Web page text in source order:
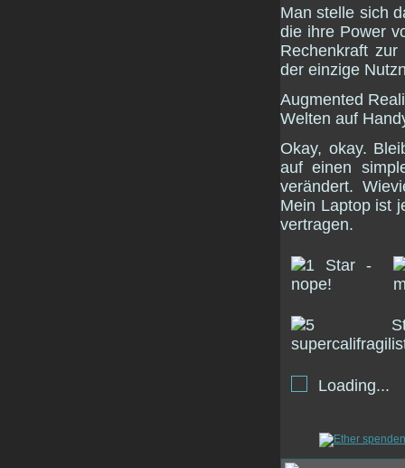
Man stelle sich
die ihre Power
Rechenkraft
der einzige
Augmented
Welten auf
Okay, okay.
auf einen
verändert.
Mein Laptop ist
vertragen.
Loading...